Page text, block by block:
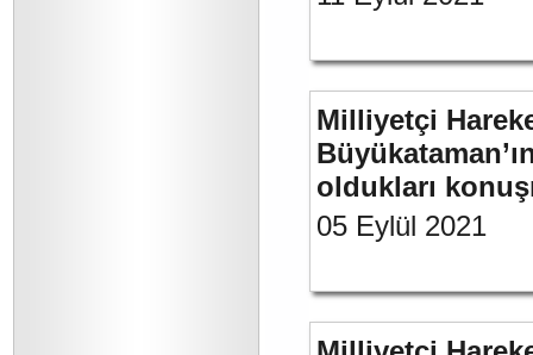
Milliyetçi
oldukları
05 Eylül 2021